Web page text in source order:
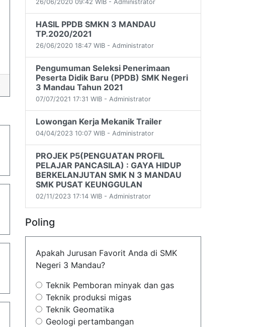
26/06/2020 09:42 WIB - Administrator
HASIL PPDB SMKN 3 MANDAU
TP.2020/2021
26/06/2020 18:47 WIB - Administrator
Pengumuman Seleksi Penerimaan
Peserta Didik Baru (PPDB) SMK Negeri
3 Mandau Tahun 2021
07/07/2021 17:31 WIB - Administrator
Lowongan Kerja Mekanik Trailer
04/04/2023 10:07 WIB - Administrator
PROJEK P5(PENGUATAN PROFIL
PELAJAR PANCASILA) : GAYA HIDUP
BERKELANJUTAN SMK N 3 MANDAU
SMK PUSAT KEUNGGULAN
02/11/2023 17:14 WIB - Administrator
Poling
Apakah Jurusan Favorit Anda di SMK
Negeri 3 Mandau?
Teknik Pemboran minyak dan gas
Teknik produksi migas
Teknik Geomatika
Geologi pertambangan